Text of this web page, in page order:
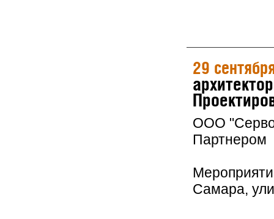
29
ООО
Партнером
Самара,